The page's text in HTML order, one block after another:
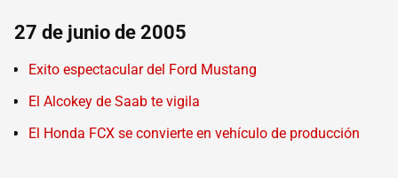
27 de junio de 2005
Exito espectacular del Ford Mustang
El Alcokey de Saab te vigila
El Honda FCX se convierte en vehículo de producción